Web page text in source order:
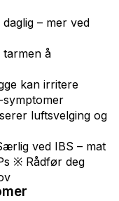
– mer ved
tarmen å
kan irritere
luftsvelging og
ved IBS – mat
※ Rådfør deg